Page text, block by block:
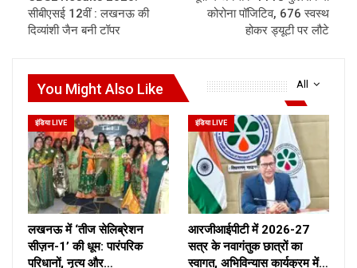
सीबीएसई 12वीं : लखनऊ की
दिव्यांशी जैन बनी टॉपर
कोरोना पॉजिटिव, 676 स्वस्थ
होकर ड्यूटी पर लौटे
All
You Might Also Like
इंडिया LIVE
लखनऊ में ‘तीज सेलिब्रेशन
सीज़न-1’ की धूम: पारंपरिक
परिधानों, नृत्य और…
इंडिया LIVE
आरजीआईपीटी में 2026-27
सत्र के नवागंतुक छात्रों का
स्वागत, अभिविन्यास कार्यक्रम में…